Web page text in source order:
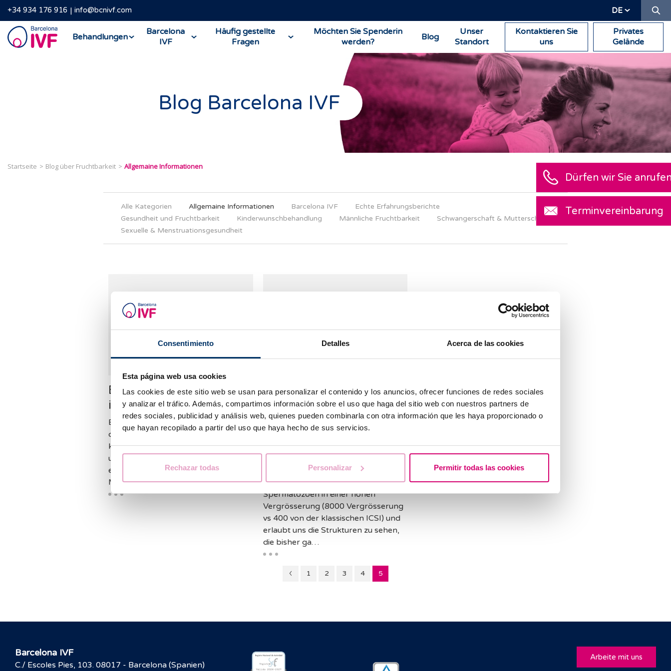
Consentimiento Detalles Acerca de las cookies
Esta página web usa cookies
Las cookies de este sitio web se usan para personalizar el contenido y los anuncios, ofrecer funciones de redes sociales
y analizar el tráfico. Además, compartimos información sobre el uso que haga del sitio web con nuestros partners de
redes sociales, publicidad y análisis web, quienes pueden combinarla con otra información que les haya proporcionado o
que hayan recopilado a partir del uso que haya hecho de sus servicios.
Rechazar todas Personalizar Permitir todas las cookies
+34 934 176 916 info@bcnivf.com DE
Barcelona
IVF
Behandlungen
Barcelona
IVF
Häufig gestellte
Fragen
Möchten Sie Spenderin
werden?
Blog
Unser
Standort
Kontaktieren Sie
uns
Privates
Gelände
Blog Barcelona IVF
Startseite Blog über Fruchtbarkeit Allgemaine Informationen
Alle Kategorien Allgemaine Informationen Barcelona IVF
Echte Erfahrungsberichte
Gesundheit und Fruchtbarkeit
Kinderwunschbehandlung Männliche Fruchtbarkeit
Schwangerschaft & Mutterschaft
Sexuelle & Menstruationsgesundheit
EU verbietet Bisphenol A
in Babyfläschchen
Brüssel – Babyfläschchen dürfen in
der Europäischen Union ab
kommendem Jahr nicht mehr die
umstrittene Chemikalie Bisphenol A
enthalten. Gesundheitsexperten der
Mitgliedsstaaten einigt…
IMSI: Anna Rabanal,
Biologin von Barcelona
IVF berichtet über den
Einfluss der
Spermatozenmorphologie
bei Invitro.tv.com
Die IMSI besteht in der Selektion der
Spermatozoen in einer hohen
Vergrösserung (8000 Vergrösserung
vs 400 von der klassischen ICSI) und
erlaubt uns die Strukturen zu sehen,
die bisher ga…
Seitennummer
Seitennummer
1 Seitennummer
2 Seitennummer
3 Seitennummer
4 5
Barcelona IVF
C./ Escoles Pies, 103. 08017 - Barcelona (Spanien)
Arbeite mit uns